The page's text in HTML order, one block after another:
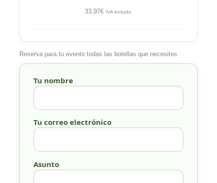
33,97€ IVA incluido.
Reserva para tu evento todas las botellas que necesites
Tu nombre
Tu correo electrónico
Asunto